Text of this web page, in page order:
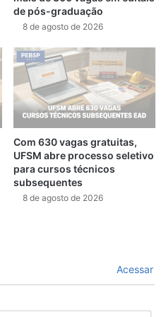
de pós-graduação
8 de agosto de 2026
Com 630 vagas gratuitas,
UFSM abre processo seletivo
para cursos técnicos
subsequentes
8 de agosto de 2026
Acessar